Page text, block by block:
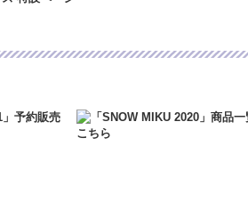
せにつきましては5/8（月）より順次ご対応
～AM7:00の間、一時的にサイトにアクセ
）AM6:00～AM7:30の間、一時的にサイトに
ご了承のほど何卒よろしくお願いいたしま